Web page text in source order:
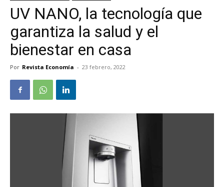
UV NANO, la tecnología que
garantiza la salud y el
bienestar en casa
Por Revista Economía - 23 febrero, 2022